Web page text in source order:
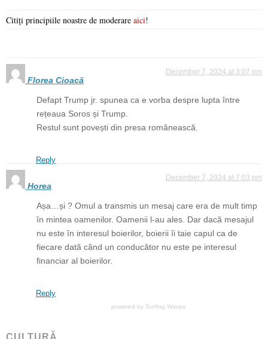
Citiți principiile noastre de moderare aici!
Florea Cioacă
December 7, 2024 at 3:07 pm
Defapt Trump jr. spunea ca e vorba despre lupta între
rețeaua Soros și Trump.
Restul sunt povești din presa românească.
Reply
Horea
December 7, 2024 at 7:03 pm
Așa…și ? Omul a transmis un mesaj care era de mult timp
în mintea oamenilor. Oamenii l-au ales. Dar dacă mesajul
nu este în interesul boierilor, boierii îi taie capul ca de
fiecare dată când un conducător nu este pe interesul
financiar al boierilor.
Reply
powered by Surfing Waves
CULTURĂ